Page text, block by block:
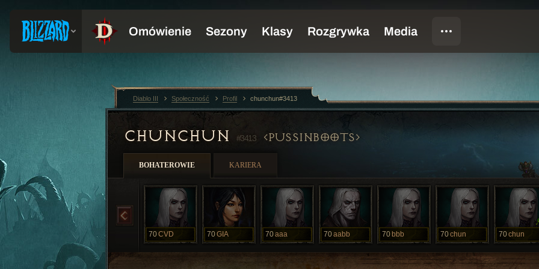
CHUNCHUN #3413 PUSSINBOOTS
BOHATEROWIE KARIERA
70CVD 70GIA 70aaa 70aabb 70 bbb 70chun 70chun
Diablo III Społeczność Profil chunchun#3413